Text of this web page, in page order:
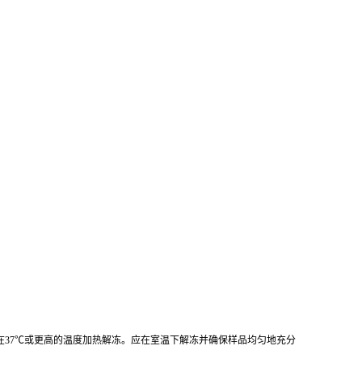
或更高的温度加热解冻。应在室温下解冻并确保样品均匀地充分